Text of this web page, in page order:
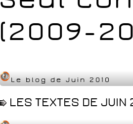
(2009-
Le blog de Juin 2010
LES TEXTES DE